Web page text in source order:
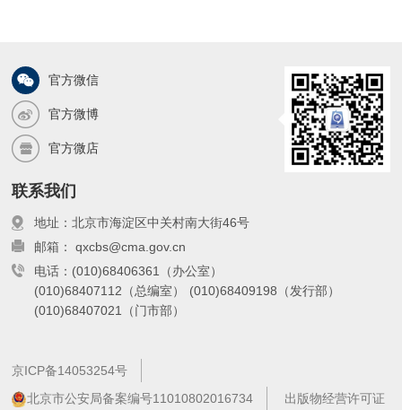
官方微信
官方微博
官方微店
联系我们
地址：北京市海淀区中关村南大街46号
邮箱： qxcbs@cma.gov.cn
电话：(010)68406361（办公室）
(010)68407112（总编室）
(010)68409198（发行部）
(010)68407021（门市部）
京ICP备14053254号
北京市公安局备案编号11010802016734
出版物经营许可证